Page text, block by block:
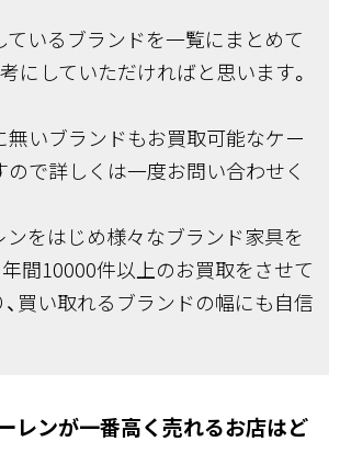
ているブランドを一覧にまとめて
にしていただければと思います。
無いブランドもお買取可能なケー
ので詳しくは一度お問い合わせく
ンをはじめ様々なブランド家具を
間10000件以上のお買取をさせて
買い取れるブランドの幅にも自信
レンが一番高く売れるお店はど